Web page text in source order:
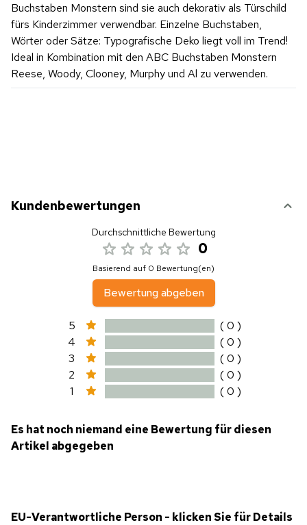
Buchstaben Monstern sind sie auch dekorativ als Türschild
fürs Kinderzimmer verwendbar. Einzelne Buchstaben,
Wörter oder Sätze: Typografische Deko liegt voll im Trend!
Ideal in Kombination mit den ABC Buchstaben Monstern
Reese, Woody, Clooney, Murphy und Al zu verwenden.
Kundenbewertungen
Durchschnittliche Bewertung
0
Basierend auf 0 Bewertung(en)
Bewertung abgeben
5
( 0 )
4
( 0 )
3
( 0 )
2
( 0 )
1
( 0 )
Es hat noch niemand eine Bewertung für diesen
Artikel abgegeben
EU-Verantwortliche Person - klicken Sie für Details